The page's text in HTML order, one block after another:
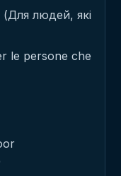
людей, які
le persone che